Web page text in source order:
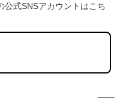
公式SNSアカウントはこち